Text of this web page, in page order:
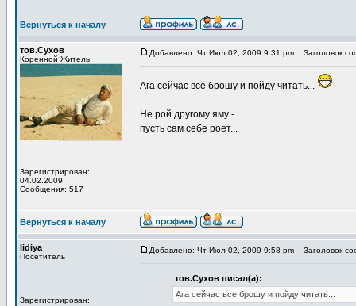
Вернуться к началу
тов.Сухов
Коренной Житель
Зарегистрирован:
04.02.2009
Сообщения: 517
Добавлено: Чт Июл 02, 2009 9:31 pm Заголовок
Ага сейчас все брошу и пойду читать...
Не рой другому яму -
пусть сам себе роет...
Вернуться к началу
lidiya
Посетитель
Зарегистрирован:
Добавлено: Чт Июл 02, 2009 9:58 pm Заголовок
тов.Сухов писал(а):
Ага сейчас все брошу и пойду читать...